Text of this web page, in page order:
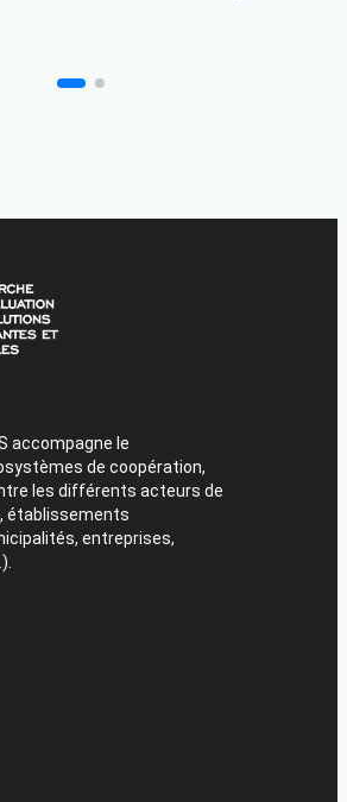
accompagne le
de coopération,
les différents acteurs de
établissements
entreprises,